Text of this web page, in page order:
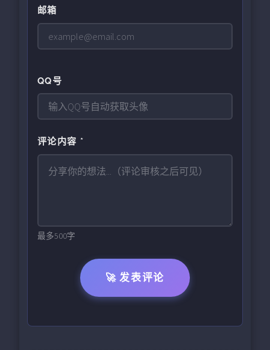
邮箱
QQ号
评论内容 *
最多500字
🚀 发表评论